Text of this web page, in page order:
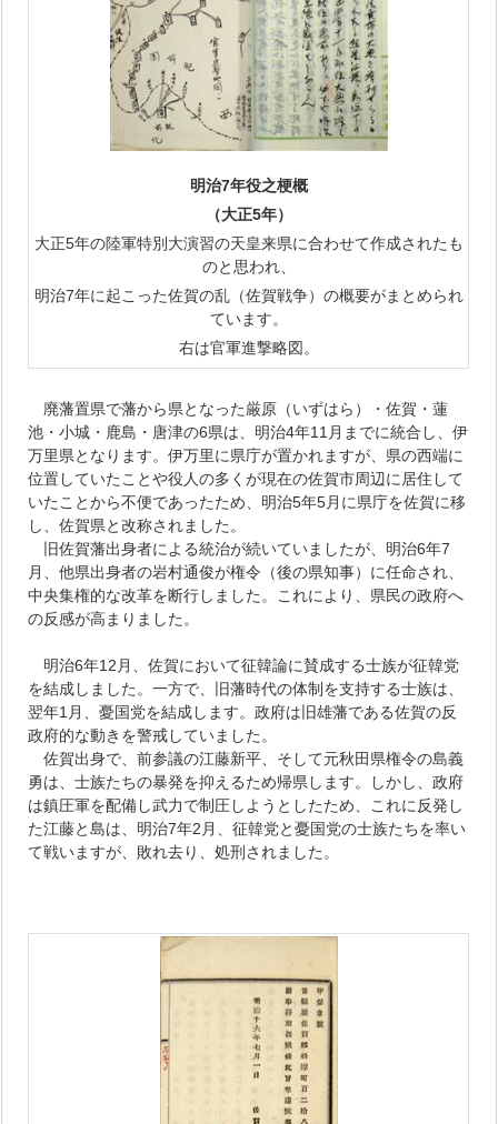
明治7年役之梗概
（大正5年）
大正5年の陸軍特別大演習の天皇来県に合わせて作成されたも
のと思われ、
明治7年に起こった佐賀の乱（佐賀戦争）の概要がまとめられ
ています。
右は官軍進撃略図。
廃藩置県で藩から県となった厳原（いずはら）・佐賀・蓮
池・小城・鹿島・唐津の6県は、明治4年11月までに統合し、伊
万里県となります。伊万里に県庁が置かれますが、県の西端に
位置していたことや役人の多くが現在の佐賀市周辺に居住して
いたことから不便であったため、明治5年5月に県庁を佐賀に移
し、佐賀県と改称されました。
旧佐賀藩出身者による統治が続いていましたが、明治6年7
月、他県出身者の岩村通俊が権令（後の県知事）に任命され、
中央集権的な改革を断行しました。これにより、県民の政府へ
の反感が高まりました。
明治6年12月、佐賀において征韓論に賛成する士族が征韓党
を結成しました。一方で、旧藩時代の体制を支持する士族は、
翌年1月、憂国党を結成します。政府は旧雄藩である佐賀の反
政府的な動きを警戒していました。
佐賀出身で、前参議の江藤新平、そして元秋田県権令の島義
勇は、士族たちの暴発を抑えるため帰県します。しかし、政府
は鎮圧軍を配備し武力で制圧しようとしたため、これに反発し
た江藤と島は、明治7年2月、征韓党と憂国党の士族たちを率い
て戦いますが、敗れ去り、処刑されました。